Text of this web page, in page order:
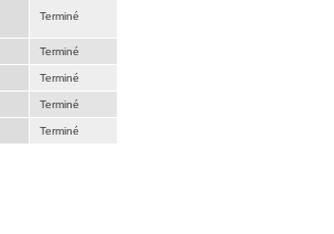
Terminé
Terminé
Terminé
Terminé
Terminé